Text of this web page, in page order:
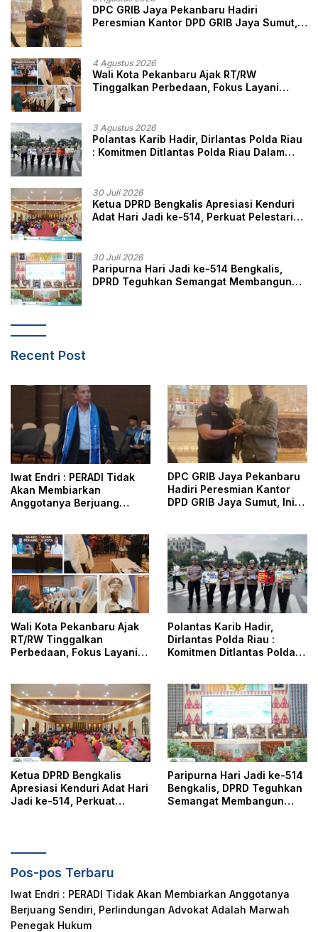
DPC GRIB Jaya Pekanbaru Hadiri
Peresmian Kantor DPD GRIB Jaya Sumut,
4 Agustus 2026
Wali Kota Pekanbaru Ajak RT/RW
Tinggalkan Perbedaan, Fokus Layani
3 Agustus 2026
Polantas Karib Hadir, Dirlantas Polda Riau
: Komitmen Ditlantas Polda Riau Dalam
30 Juli 2026
Ketua DPRD Bengkalis Apresiasi Kenduri
Adat Hari Jadi ke-514, Perkuat Pelestarian
30 Juli 2026
Paripurna Hari Jadi ke-514 Bengkalis,
DPRD Teguhkan Semangat Membangun
Recent Post
Iwat Endri : PERADI Tidak
Akan Membiarkan
Anggotanya Berjuang
Penegak Hukum
DPC GRIB Jaya Pekanbaru
Hadiri Peresmian Kantor
DPD GRIB Jaya Sumut, Ini
Wali Kota Pekanbaru Ajak
RT/RW Tinggalkan
Perbedaan, Fokus Layani
Polantas Karib Hadir,
Dirlantas Polda Riau :
Komitmen Ditlantas Polda
dan Edukasi Kepada
Masyarakat
Ketua DPRD Bengkalis
Apresiasi Kenduri Adat Hari
Jadi ke-514, Perkuat
Paripurna Hari Jadi ke-514
Bengkalis, DPRD Teguhkan
Semangat Membangun
Pos-pos Terbaru
Iwat Endri : PERADI Tidak Akan Membiarkan Anggotanya
Berjuang Sendiri, Perlindungan Advokat Adalah Marwah
Penegak Hukum